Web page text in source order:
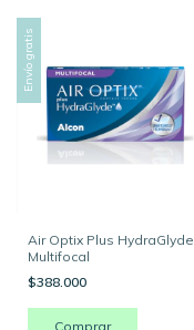
Envío gratis
Air Optix Plus HydraGlyde
Multifocal
$388.000